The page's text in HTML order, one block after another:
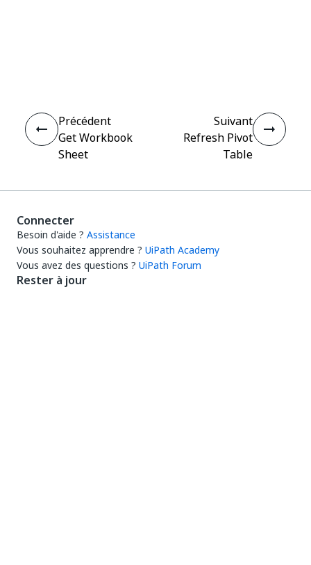
Précédent
Get Workbook
Sheet
Suivant
Refresh Pivot
Table
Connecter
Besoin d'aide ? Assistance
Vous souhaitez apprendre ? UiPath Academy
Vous avez des questions ? UiPath Forum
Rester à jour